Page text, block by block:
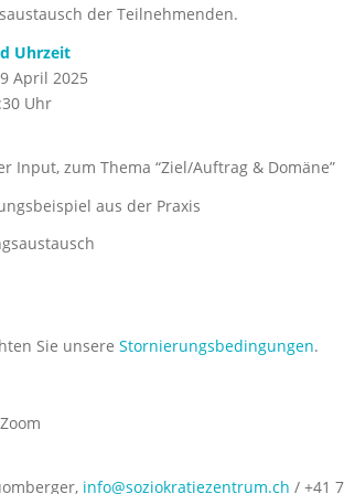
der Teilnehmenden.
Uhrzeit
April 2025
Uhr
Input, zum Thema “Ziel/Auftrag & Domäne”
aus der Praxis
Sie unsere Stornierungsbedingungen.
info@soziokratiezentrum.ch / +41